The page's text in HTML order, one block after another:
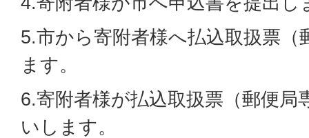
5.市から寄附者様へ払込取扱票（
ます。
6.寄附者様が払込取扱票（郵便局
いします。